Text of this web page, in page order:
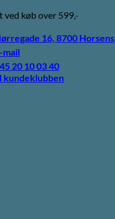
ved køb over 599,-
16, 8700 Horsens
mail
20 10 03 40
kundeklubben